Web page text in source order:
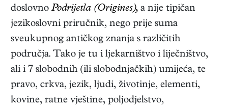
doslovno Podrijetla (Origines), a nije tipičan
jezikoslovni priručnik, nego prije suma
sveukupnog antičkog znanja s različitih
područja. Tako je tu i ljekarništvo i liječništvo,
ali i 7 slobodnih (ili slobodnjačkih) umijeća, te
pravo, crkva, jezik, ljudi, životinje, elementi,
kovine, ratne vještine, poljodjelstvo,